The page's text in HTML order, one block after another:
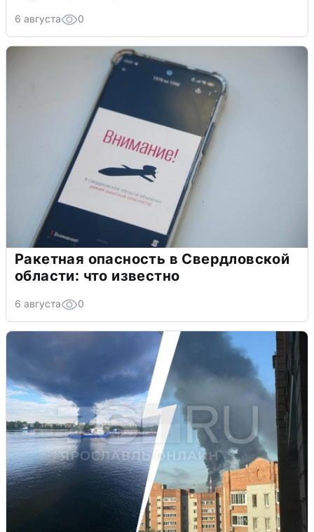
6 августа 0
Ракетная опасность в Свердловской
области: что известно
6 августа 0